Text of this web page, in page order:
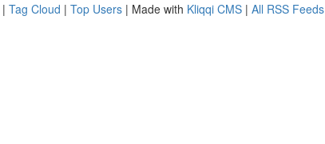
| Tag Cloud | Top Users | Made with Kliqqi CMS | All RSS Feeds